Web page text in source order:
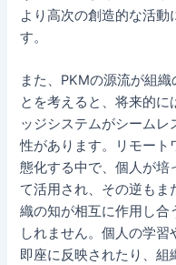
より高次の創造的な活
す。
また、PKMの源流が組
とを考えると、将来的に
ッジシステムがシーム
性があります。リモート
態化する中で、個人が培
て活用され、その逆もま
織の知が相互に作用し合
しれません。個人の学
即座に反映されたり、